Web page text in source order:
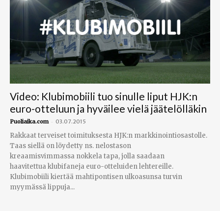
Video: Klubimobiili tuo sinulle liput HJK:n
euro-otteluun ja hyväilee vielä jäätelölläkin
Puoliaika.com - 03.07.2015
Rakkaat terveiset toimituksesta HJK:n markkinointiosastolle.
Taas siellä on löydetty ns. nelostason
kreaamisvimmassa nokkela tapa, jolla saadaan
haavitettua klubifaneja euro-otteluiden lehtereille.
Klubimobiili kiertää mahtipontisen ulkoasunsa turvin
myymässä lippuja...